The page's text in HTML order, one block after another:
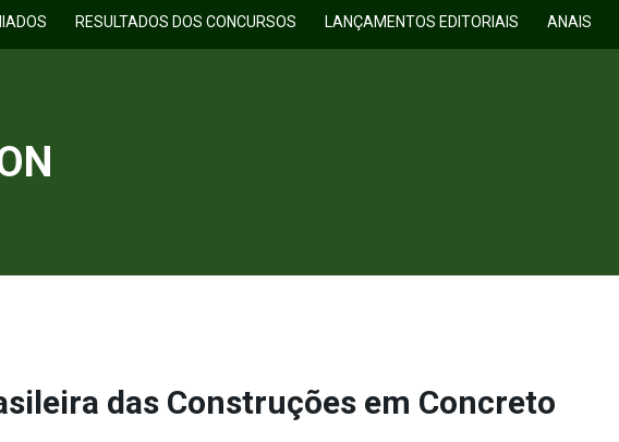
RESULTADOS DOS CONCURSOS LANÇAMENTOS EDITORIAIS ANAIS
das Construções em Concreto